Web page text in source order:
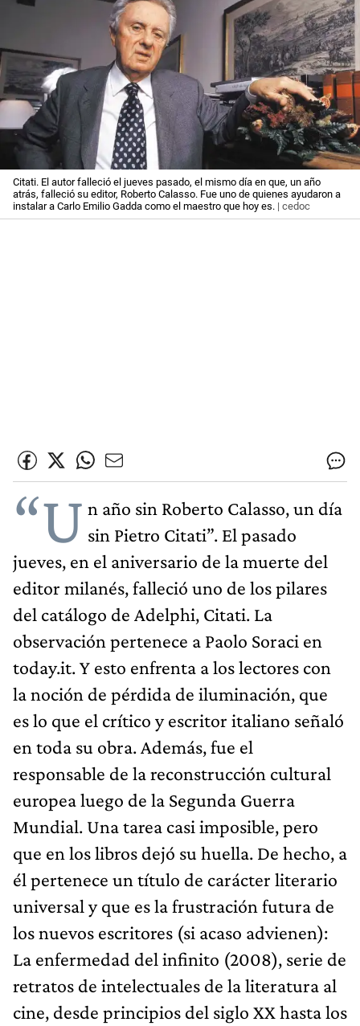
Citati. El autor falleció el jueves pasado, el mismo día en que, un año
atrás, falleció su editor, Roberto Calasso. Fue uno de quienes ayudaron a
instalar a Carlo Emilio Gadda como el maestro que hoy es. | cedoc
“U n año sin Roberto Calasso, un día
sin Pietro Citati”. El pasado
jueves, en el aniversario de la muerte del
editor milanés, falleció uno de los pilares
del catálogo de Adelphi, Citati. La
observación pertenece a Paolo Soraci en
today.it. Y esto enfrenta a los lectores con
la noción de pérdida de iluminación, que
es lo que el crítico y escritor italiano señaló
en toda su obra. Además, fue el
responsable de la reconstrucción cultural
europea luego de la Segunda Guerra
Mundial. Una tarea casi imposible, pero
que en los libros dejó su huella. De hecho, a
él pertenece un título de carácter literario
universal y que es la frustración futura de
los nuevos escritores (si acaso advienen):
La enfermedad del infinito (2008), serie de
retratos de intelectuales de la literatura al
cine, desde principios del siglo XX hasta los